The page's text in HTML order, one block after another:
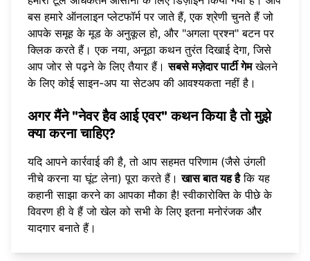
बस हमारे ऑनलाइन प्लेटफॉर्म पर जाते हैं, एक श्रेणी चुनते हैं जो
आपके समूह के मूड के अनुकूल हो, और "अगला प्रश्न" बटन पर
क्लिक करते हैं। एक नया, अनूठा कथन तुरंत दिखाई देगा, जिसे
आप जोर से पढ़ने के लिए तैयार हैं।सबसे मज़ेदार पार्टी गेमखेलने
के लिए कोई साइन-अप या सेटअप की आवश्यकता नहीं है।
अगर मैंने "नेवर हैव आई एवर" कथन किया है तो मुझे
क्या करना चाहिए?
यदि आपने कार्रवाई की है, तो आप सहमत परिणाम (जैसे उंगली
नीचे करना या घूंट लेना) पूरा करते हैं।खास बात यह हैकि यह
कहानी साझा करने का आपका मौका है! स्वीकारोक्ति के पीछे के
विवरण ही वे हैं जो खेल को सभी के लिए इतना मनोरंजक और
यादगार बनाते हैं।